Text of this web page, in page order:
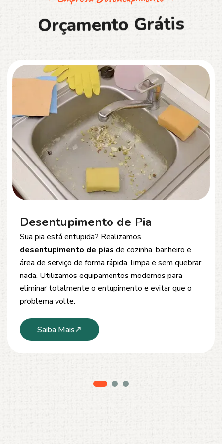
Orçamento Grátis
Desentupimento de Esgoto
Problemas comentupimento de esgoto
Oferecemos soluções rápidas e eficientes para
desobstrução de redes de esgoto, caixas de
inspeção e tubulações. Utilizamos equipamentos
modernos e técnicas seguras que garantem um
serviço limpo, ágil e sem danos à estrutura.
Saiba Mais